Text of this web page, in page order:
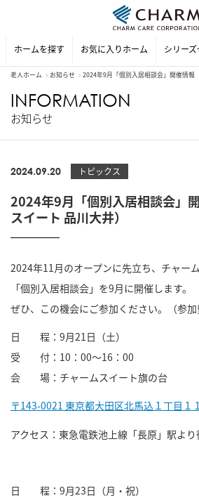
ホームを探す お気に入りホーム シリー
老人ホーム お知らせ 2024年9月「個別入居相談会」開催情報
INFORMATION
お知らせ
2024.09.20 トピックス
2024年9月「個別入居相談会」
スイート 品川大井）
2024年11月のオープンに先立ち、チャー
「個別入居相談会」を9月に開催します。
ぜひ、この機会にご参加ください。（参加
日 程：9月21日（土）
受 付：10：00～16：00
会 場：チャームスイート旗の台
〒143-0021 東京都大田区北馬込１丁目１
アクセス：東急電鉄池上線「長原」駅よ
日 程：9月23日（月・祝）